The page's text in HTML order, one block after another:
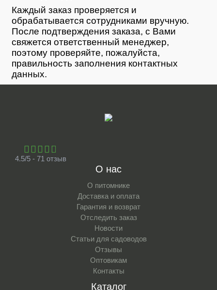
Каждый заказ проверяется и
обрабатывается сотрудниками вручную.
После подтверждения заказа, с Вами
свяжется ответственный менеджер,
поэтому проверяйте, пожалуйста,
правильность заполнения контактных
данных.
4.5/5 - 71 отзыв
О нас
О питомнике
Доставка и оплата
Гарантия и возврат
Отследить заказ
Новости
Статьи для садоводов
Отзывы
Оптовикам
Контакты
Каталог